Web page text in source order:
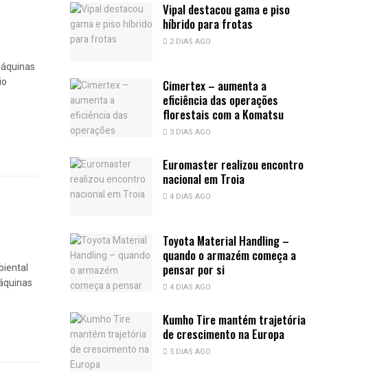
Vipal destacou gama e piso
híbrido para frotas
2 DIAS AGO
Cimertex – aumenta a
eficiência das operações
florestais com a Komatsu
3 DIAS AGO
Euromaster realizou encontro
nacional em Troia
4 DIAS AGO
Toyota Material Handling –
quando o armazém começa a
pensar por si
4 DIAS AGO
Kumho Tire mantém trajetória
de crescimento na Europa
5 DIAS AGO